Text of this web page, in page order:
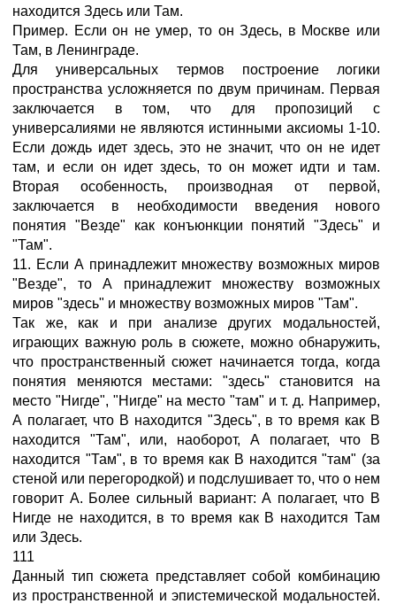
находится Здесь или Там.
Пример. Если он не умер, то он Здесь, в Москве или
Там, в Ленинграде.
Для универсальных термов построение логики
пространства усложняется по двум причинам. Первая
заключается в том, что для пропозиций с
универсалиями не являются истинными аксиомы 1-10.
Если дождь идет здесь, это не значит, что он не идет
там, и если он идет здесь, то он может идти и там.
Вторая особенность, производная от первой,
заключается в необходимости введения нового
понятия "Везде" как конъюнкции понятий "Здесь" и
"Там".
11. Если А принадлежит множеству возможных миров
"Везде", то А принадлежит множеству возможных
миров "здесь" и множеству возможных миров "Там".
Так же, как и при анализе других модальностей,
играющих важную роль в сюжете, можно обнаружить,
что пространственный сюжет начинается тогда, когда
понятия меняются местами: "здесь" становится на
место "Нигде", "Нигде" на место "там" и т. д. Например,
А полагает, что В находится "Здесь", в то время как В
находится "Там", или, наоборот, А полагает, что В
находится "Там", в то время как В находится "там" (за
стеной или перегородкой) и подслушивает то, что о нем
говорит А. Более сильный вариант: А полагает, что В
Нигде не находится, в то время как В находится Там
или Здесь.
111
Данный тип сюжета представляет собой комбинацию
из пространственной и эпистемической модальностей.